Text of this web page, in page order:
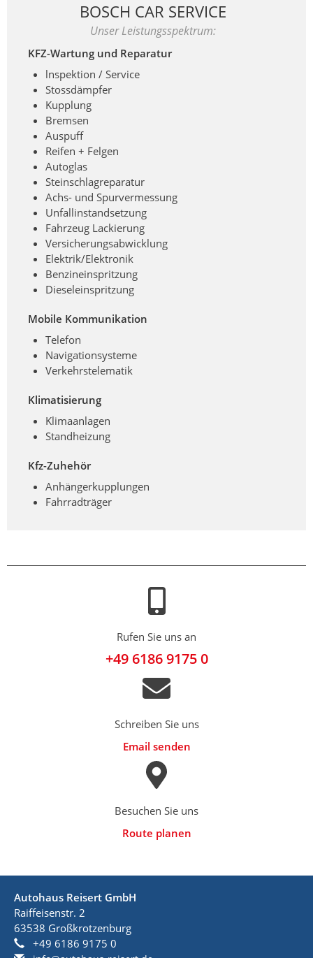
BOSCH CAR SERVICE
Unser Leistungsspektrum:
KFZ-Wartung und Reparatur
lnspektion / Service
Stossdämpfer
Kupplung
Bremsen
Auspuff
Reifen + Felgen
Autoglas
Steinschlagreparatur
Achs- und Spurvermessung
Unfallinstandsetzung
Fahrzeug Lackierung
Versicherungsabwicklung
Elektrik/Elektronik
Benzineinspritzung
Dieseleinspritzung
Mobile Kommunikation
Telefon
Navigationsysteme
Verkehrstelematik
Klimatisierung
Klimaanlagen
Standheizung
Kfz-Zuhehör
Anhängerkupplungen
Fahrradträger
Rufen Sie uns an
+49 6186 9175 0
Schreiben Sie uns
Email senden
Besuchen Sie uns
Route planen
Autohaus Reisert GmbH
Raiffeisenstr. 2
63538 Großkrotzenburg
+49 6186 9175 0